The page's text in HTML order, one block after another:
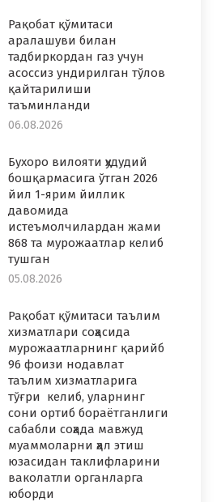
Рақобат қўмитаси
аралашуви билан
тадбиркордан газ учун
асоссиз ундирилган тўлов
қайтарилиши
таъминланди
06.08.2026
Бухоро вилояти ҳудудий
бошқармасига ўтган 2026
йил 1-ярим йиллик
давомида
истеъмолчилардан жами
868 та мурожаатлар келиб
тушган
05.08.2026
Рақобат қўмитаси таълим
хизматлари соҳасида
мурожаатларнинг қарийб
96 фоизи нодавлат
таълим хизматларига
тўғри келиб, уларнинг
сони ортиб бораётганлиги
сабабли соҳада мавжуд
муаммоларни ҳал этиш
юзасидан таклифларини
ваколатли органларга
юборди